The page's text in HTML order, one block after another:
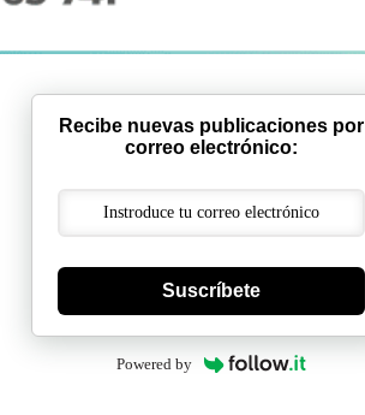
Recibe nuevas publicaciones por
correo electrónico:
Suscríbete
Powered by